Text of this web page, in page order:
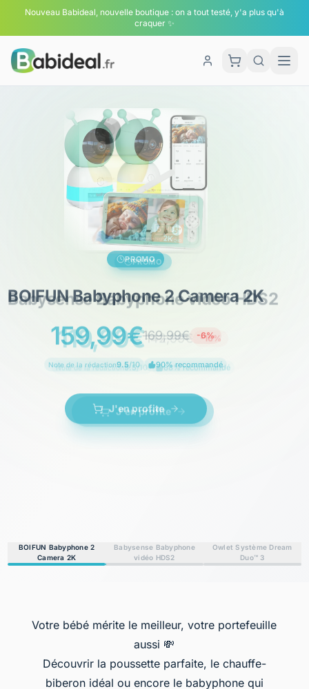
Nouveau Babideal, nouvelle boutique : on a tout testé, y'a plus qu'à
craquer ✨
PROMO
Babysense Babyphone vidéo HDS2
119,99€142,99€ -16%
Note de la rédaction 9.5/10 88% recommandé
J'en profite
BOIFUN Babyphone 2
Camera 2K
Babysense Babyphone
vidéo HDS2
Owlet Système Dream
Duo™ 3
Votre bébé mérite le meilleur, votre portefeuille
aussi 💸
Découvrir la poussette parfaite, le chauffe-
biberon idéal ou encore le babyphone qui